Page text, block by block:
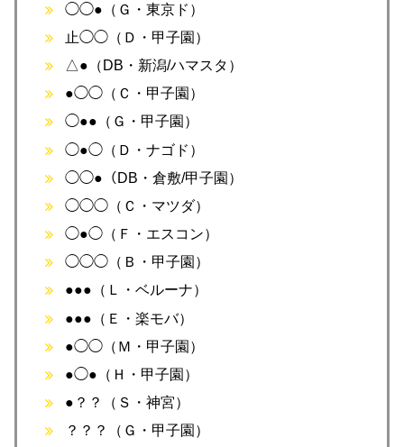
◯◯●（Ｇ・東京ド）
止◯◯（Ｄ・甲子園）
△●（DB・新潟/ハマスタ）
●◯◯（Ｃ・甲子園）
◯●●（Ｇ・甲子園）
◯●◯（Ｄ・ナゴド）
◯◯●（DB・倉敷/甲子園）
◯◯◯（Ｃ・マツダ）
◯●◯（Ｆ・エスコン）
◯◯◯（Ｂ・甲子園）
●●●（Ｌ・ベルーナ）
●●●（Ｅ・楽モバ）
●◯◯（Ｍ・甲子園）
●◯●（Ｈ・甲子園）
●？？（Ｓ・神宮）
？？？（Ｇ・甲子園）